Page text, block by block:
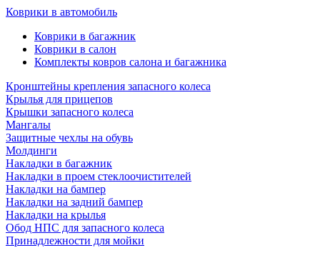
Коврики в автомобиль
Коврики в багажник
Коврики в салон
Комплекты ковров салона и багажника
Кронштейны крепления запасного колеса
Крылья для прицепов
Крышки запасного колеса
Мангалы
Защитные чехлы на обувь
Молдинги
Накладки в багажник
Накладки в проем стеклоочистителей
Накладки на бампер
Накладки на задний бампер
Накладки на крылья
Обод НПС для запасного колеса
Принадлежности для мойки